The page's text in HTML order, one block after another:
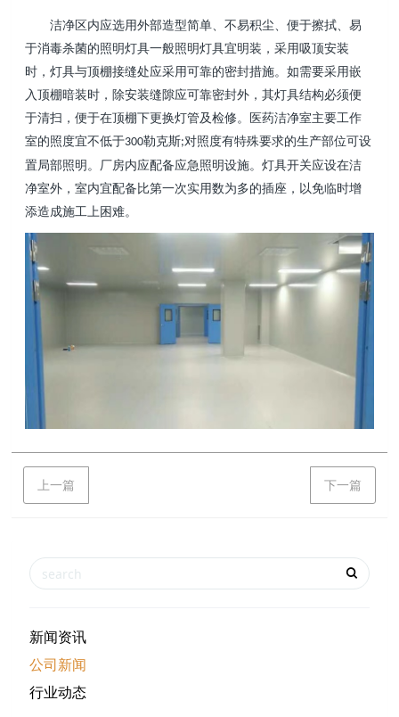
洁净区内应选用外部造型简单、不易积尘、便于擦拭、易
于消毒杀菌的照明灯具一般照明灯具宜明装，采用吸顶安装
时，灯具与顶棚接缝处应采用可靠的密封措施。如需要采用嵌
入顶棚暗装时，除安装缝隙应可靠密封外，其灯具结构必须便
于清扫，便于在顶棚下更换灯管及检修。医药洁净室主要工作
室的照度宜不低于300勒克斯;对照度有特殊要求的生产部位可设
置局部照明。厂房内应配备应急照明设施。灯具开关应设在洁
净室外，室内宜配备比第一次实用数为多的插座，以免临时增
添造成施工上困难。
上一篇 下一篇
新闻资讯
公司新闻
行业动态